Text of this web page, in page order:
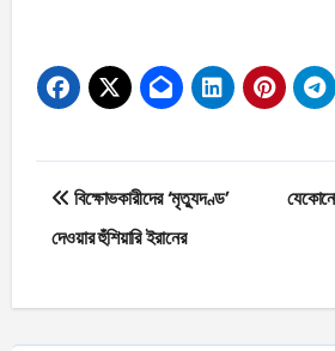
Post
navigation
বিক্ষোভকারীদের ‘মৃত্যুদণ্ড’
দেওয়ার হুঁশিয়ারি ইরানের